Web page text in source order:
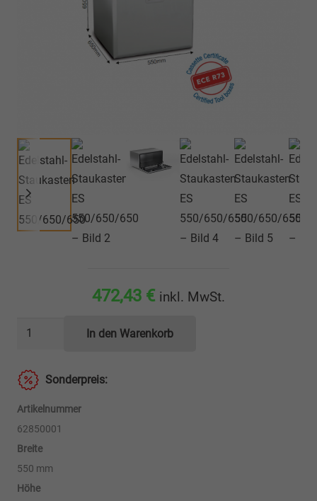
472,43 € inkl. MwSt.
Edelstahl-
ES
550/650/650
Menge
In den Warenkorb
Sonderpreis:
Artikelnummer
62850001
Breite
550 mm
Höhe